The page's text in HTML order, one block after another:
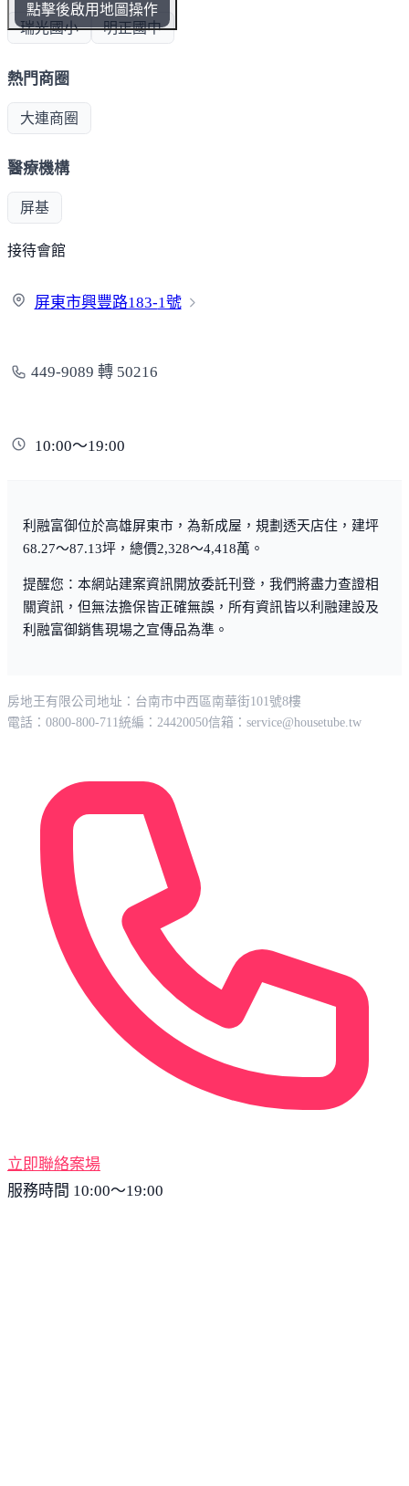
點擊後啟用地圖操作
瑞光國小 明正國中
熱門商圈
大連商圈
醫療機構
屏基
接待會館
屏東市興豐路183-1號
449-9089 轉 50216
10:00～19:00
利融富御位於高雄屏東市，為新成屋，規劃透天店住，建坪
68.27～87.13坪，總價2,328～4,418萬。
提醒您：本網站建案資訊開放委託刊登，我們將盡力查證相
關資訊，但無法擔保皆正確無誤，所有資訊皆以利融建設及
利融富御銷售現場之宣傳品為準。
房地王有限公司 地址：台南市中西區南華街101號8樓
電話：0800-800-711統編：24420050信箱： service@housetube.tw
立即聯絡案場
服務時間 10:00～19:00